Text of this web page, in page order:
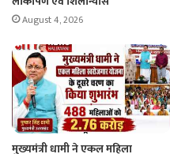
August 4, 2026
मुख्यमंत्री धामी ने एकल महिला